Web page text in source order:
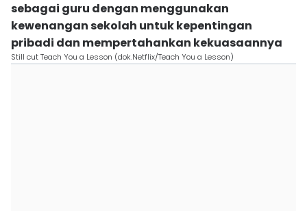
sebagai guru dengan menggunakan
kewenangan sekolah untuk kepentingan
pribadi dan mempertahankan kekuasaannya
Still cut Teach You a Lesson (dok.Netflix/Teach You a Lesson)